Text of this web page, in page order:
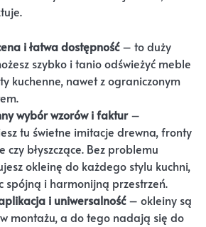
i łatwa dostępność– to duży
szybko i tanio odświeżyć meble
kuchenne, nawet z ograniczonym
wybór wzorów i faktur–
tu świetne imitacje drewna, fronty
czy błyszczące. Bez problemu
okleinę do każdego stylu kuchni,
spójną i harmonijną przestrzeń.
i uniwersalność– okleiny są
montażu, a do tego nadają się do